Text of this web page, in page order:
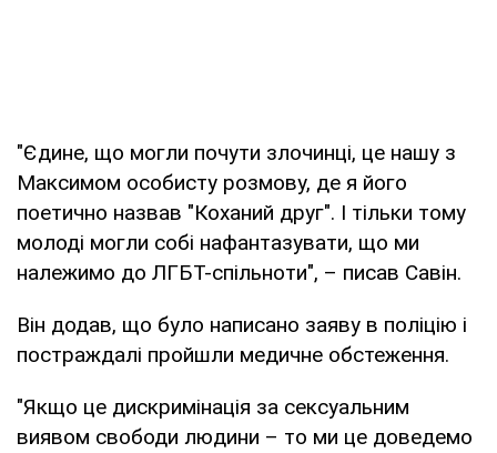
"Єдине, що могли почути злочинці, це нашу з
Максимом особисту розмову, де я його
поетично назвав "Коханий друг". І тільки тому
молоді могли собі нафантазувати, що ми
належимо до ЛГБТ-спільноти", – писав Савін.
Він додав, що було написано заяву в поліцію і
постраждалі пройшли медичне обстеження.
"Якщо це дискримінація за сексуальним
виявом свободи людини – то ми це доведемо